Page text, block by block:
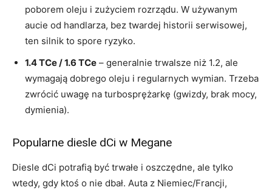
poborem oleju i zużyciem rozrządu. W używanym
aucie od handlarza, bez twardej historii serwisowej,
ten silnik to spore ryzyko.
1.4 TCe / 1.6 TCe – generalnie trwalsze niż 1.2, ale
wymagają dobrego oleju i regularnych wymian. Trzeba
zwrócić uwagę na turbosprężarkę (gwizdy, brak mocy,
dymienia).
Popularne diesle dCi w Megane
Diesle dCi potrafią być trwałe i oszczędne, ale tylko
wtedy, gdy ktoś o nie dbał. Auta z Niemiec/Francji,